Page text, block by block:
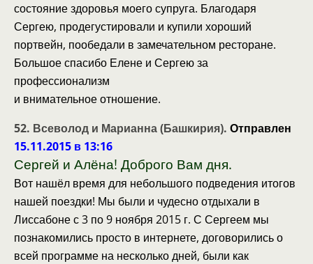
состояние здоровья моего супруга. Благодаря
Сергею, продегустировали и купили хороший
портвейн, пообедали в замечательном ресторане.
Большое спасибо Елене и Сергею за
профессионализм
и внимательное отношение.
52. Всеволод и Марианна (Башкирия). Отправлен
15.11.2015 в 13:16
Сергей и Алёна! Доброго Вам дня.
Вот нашёл время для небольшого подведения итогов
нашей поездки! Мы были и чудесно отдыхали в
Лиссабоне с 3 по 9 ноября 2015 г. С Сергеем мы
познакомились просто в интернете, договорились о
всей программе на несколько дней, были как